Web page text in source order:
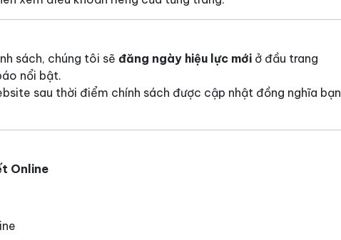
sách, chúng tôi sẽ đăng ngày hiệu lực mới ở đầu trang
nổi bật.
sau thời điểm chính sách được cập nhật đồng nghĩa bạn
Online